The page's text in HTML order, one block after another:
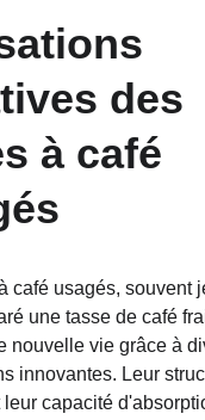
des
à café
café usagés, souvent
une tasse de café
nouvelle vie grâce à
innovantes. Leur
leur capacité